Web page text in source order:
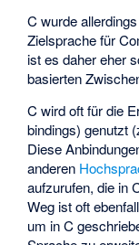
C wurde
Zielsprache für
ist es daher eher
basierten
C wird oft für die
bindings) genutzt
Diese
anderen
aufzurufen, die in
Weg ist oft
um in C